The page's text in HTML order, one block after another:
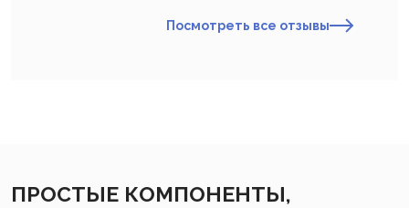
Посмотреть все отзывы
ПРОСТЫЕ КОМПОНЕНТЫ,